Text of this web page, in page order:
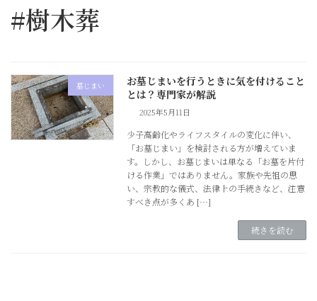
#樹木葬
墓じまい
お墓じまいを行うときに気を付けること
とは？専門家が解説
2025年5月11日
少子高齢化やライフスタイルの変化に伴い、
「お墓じまい」を検討される方が増えていま
す。しかし、お墓じまいは単なる「お墓を片付
ける作業」ではありません。家族や先祖の思
い、宗教的な儀式、法律上の手続きなど、注意
すべき点が多くあ […]
続きを読む